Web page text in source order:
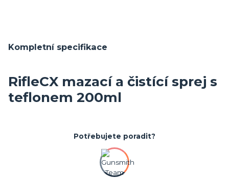
Kompletní specifikace
RifleCX mazací a čistící sprej s
teflonem 200ml
Potřebujete poradit?